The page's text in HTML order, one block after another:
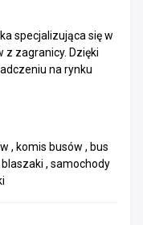
specjalizująca się w
zagranicy. Dzięki
na rynku
, komis busów , bus
, samochody